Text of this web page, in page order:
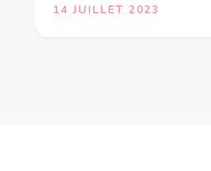
14 JUILLET 2023